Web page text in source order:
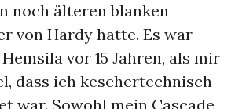
noch älteren blanken
von Hardy hatte. Es war
vor 15 Jahren, als mir
dass ich keschertechnisch
war. Sowohl mein Cascade